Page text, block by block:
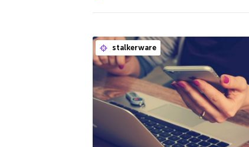
stalkerware